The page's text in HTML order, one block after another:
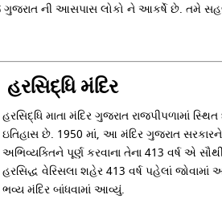
ની આસપાસ લોકો ને આકર્ષે છે. તમે
હરસિદ્ધિ મંદિર
હરસિદ્ધિ માતા મંદિર ગુજરાત રાજપીપળામાં
ઇતિહાસ છે. 1950 માં, આ મંદિર ગુજરાત
અભિવ્યક્તિને પૂર્ણ કરવાના તેના 413 વર્ષ એ
હરસિદ્ધ વેરિસલા શહેર 413 વર્ષ પહેલાં
ભવ્ય મંદિર બાંધવામાં આવ્યું.